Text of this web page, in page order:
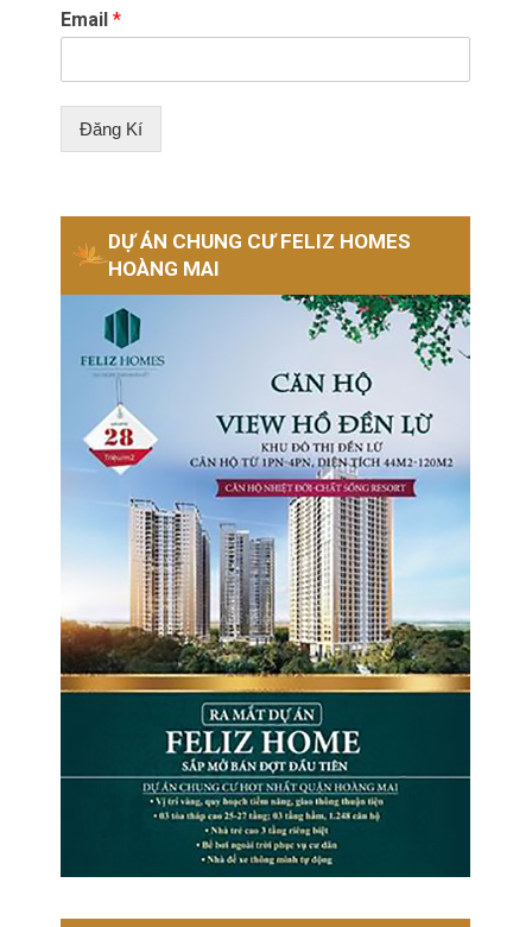
Email*
Đăng Kí
DỰ ÁN CHUNG CƯ FELIZ HOMES
HOÀNG MAI